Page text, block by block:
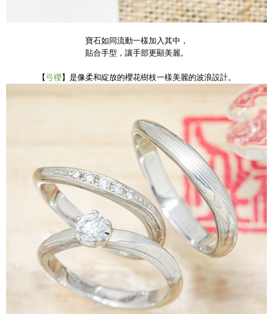
寶石如同流動一樣加入其中，
貼合手型，讓手部更顯美麗。
【 弓櫻】是像柔和綻放的櫻花樹枝一樣美麗的波浪設計。